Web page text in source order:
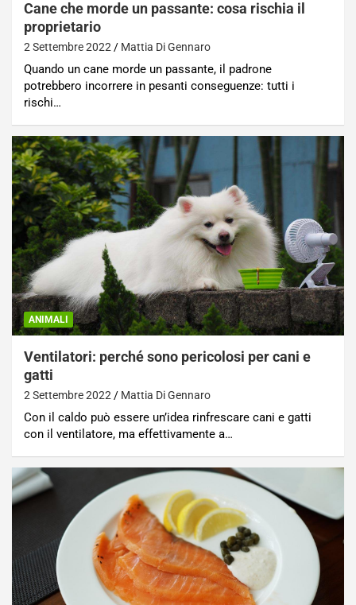
Cane che morde un passante: cosa rischia il
proprietario
2 Settembre 2022 Mattia Di Gennaro
Quando un cane morde un passante, il padrone
potrebbero incorrere in pesanti conseguenze: tutti i
rischi…
ANIMALI
Ventilatori: perché sono pericolosi per cani e
gatti
2 Settembre 2022 Mattia Di Gennaro
Con il caldo può essere un’idea rinfrescare cani e gatti
con il ventilatore, ma effettivamente a…